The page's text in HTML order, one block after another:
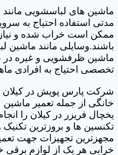
ماشین های لباسشویی
مدتی استفاده احتیاج به
ممکن است خراب شده و نیاز
باشند.وسایلی مانند ماشین
ماشین ظرفشویی و غیره
تخصصی احتیاج به افرادی
شرکت پارس پویش در کیلان
خانگی از جمله تعمیر ماشین
یخچال فریزر در کیلان را
تکنسین ها و بروزترین
مجهزترین تجهیزات جهت
خرابی هر یک از لوازم